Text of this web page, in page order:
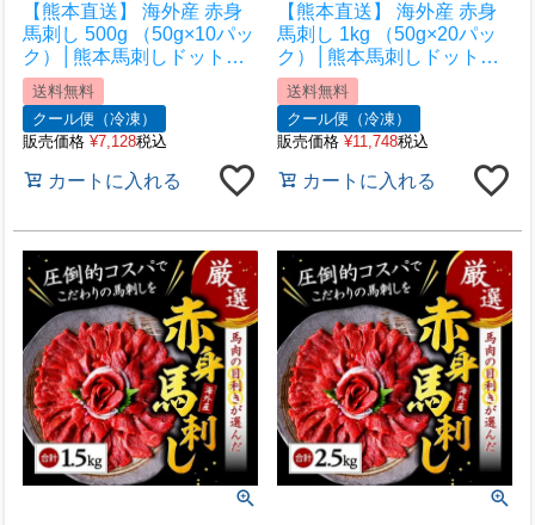
【熊本直送】 海外産 赤身
馬刺し 500g （50g×10パッ
ク）│熊本馬刺しドットコ
ム│熊本馬刺し 馬刺し通販
馬刺し専門店 馬刺しお取り
寄せ 利他フーズ
送料無料
クール便（冷凍）
販売価格 ¥7,128税込
カートに入れる
【熊本直送】 海外産 赤身
馬刺し 1kg （50g×20パッ
ク）│熊本馬刺しドットコ
ム│熊本馬刺し 馬刺し通販
馬刺し専門店 馬刺しお取り
寄せ 利他フーズ
送料無料
クール便（冷凍）
販売価格 ¥11,748税込
カートに入れる